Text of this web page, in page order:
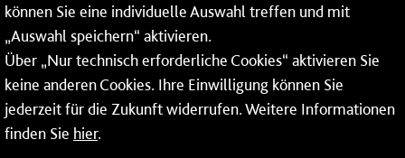
RMV oder von nextbike weitergeleitet. Dort erhalten Sie
ausschließlich Auskünfte zum Fahrplan bzw. zu
meinRad.
können Sie eine individuelle Auswahl treffen und mit
„Auswahl speichern“ aktivieren.
Über „Nur technisch erforderliche Cookies“ aktivieren Sie
keine anderen Cookies. Ihre Einwilligung können Sie
jederzeit für die Zukunft widerrufen. Weitere Informationen
finden Sie hier.